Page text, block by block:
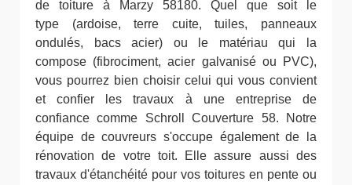
de toiture à Marzy 58180. Quel que soit le
type (ardoise, terre cuite, tuiles, panneaux
ondulés, bacs acier) ou le matériau qui la
compose (fibrociment, acier galvanisé ou PVC),
vous pourrez bien choisir celui qui vous convient
et confier les travaux à une entreprise de
confiance comme Schroll Couverture 58. Notre
équipe de couvreurs s'occupe également de la
rénovation de votre toit. Elle assure aussi des
travaux d'étanchéité pour vos toitures en pente ou